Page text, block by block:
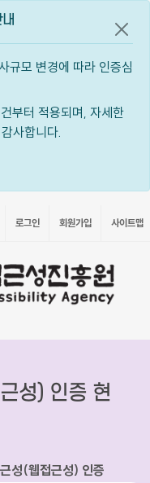
규모 변경에 따라 인증심
부터 적용되며, 자세한
사합니다.
공지
로그인 회원가입 사이트맵
성) 인증 현
성(웹접근성) 인증